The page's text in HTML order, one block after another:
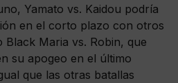
Yamato vs. Kaidou podría
en el corto plazo con otros
Maria vs. Robin, que
su apogeo en el último
que las otras batallas